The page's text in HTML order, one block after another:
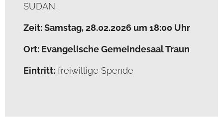
SUDAN.
Zeit: Samstag, 28.02.2026 um 18:00 Uhr
Ort: Evangelische Gemeindesaal Traun
Eintritt: freiwillige Spende